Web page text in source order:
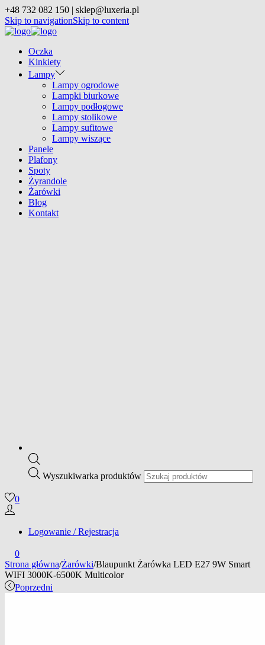
+48 732 082 150 | sklep@luxeria.pl
Skip to navigationSkip to content
Oczka
Kinkiety
Lampy
Lampy ogrodowe
Lampki biurkowe
Lampy podłogowe
Lampy stolikowe
Lampy sufitowe
Lampy wiszące
Panele
Plafony
Spoty
Żyrandole
Żarówki
Blog
Kontakt
Wyszukiwarka produktów
0
Logowanie / Rejestracja
0
Strona główna/Żarówki/Blaupunkt Żarówka LED E27 9W Smart
WIFI 3000K-6500K Multicolor
Poprzedni